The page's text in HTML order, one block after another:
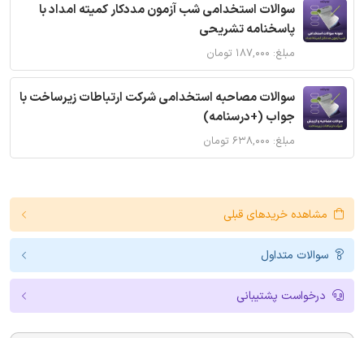
سوالات استخدامی شب آزمون مددکار کمیته امداد با
پاسخنامه تشریحی
مبلغ: ۱۸۷,۰۰۰ تومان
سوالات مصاحبه استخدامی شرکت ارتباطات زیرساخت با
جواب (+درسنامه)
مبلغ: ۶۳۸,۰۰۰ تومان
مشاهده خریدهای قبلی
سوالات متداول
درخواست پشتیبانی